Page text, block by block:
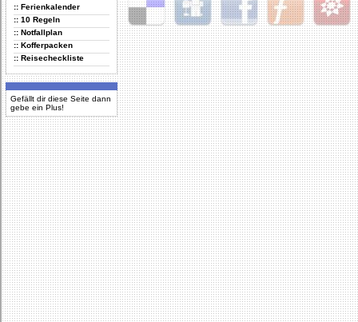
:: Ferienkalender
:: 10 Regeln
:: Notfallplan
:: Kofferpacken
:: Reisecheckliste
Gefällt dir diese Seite dann
gebe ein Plus!
Delicious Digg Facebook Furl StudiVZ